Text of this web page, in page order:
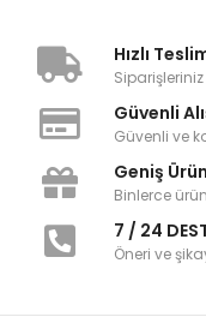
Hızlı
Güvenli
Güvenli ve
Geniş
Binlerce
7 / 24
Öneri ve